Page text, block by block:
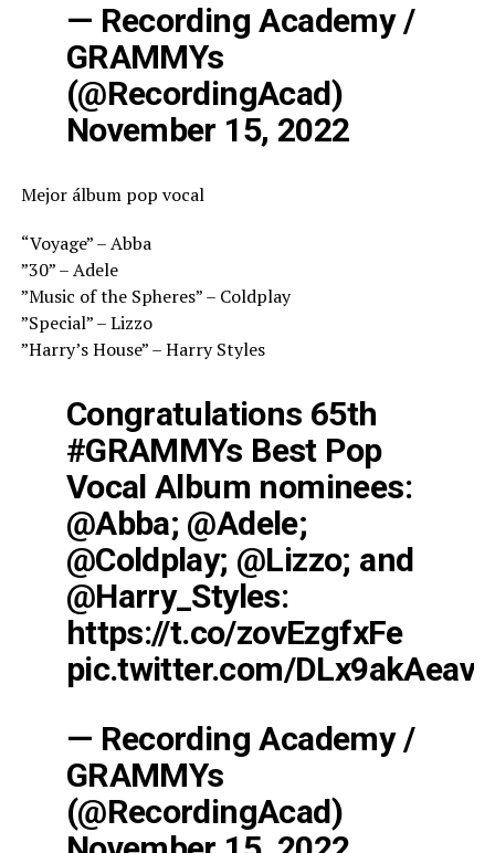
— Recording Academy /
GRAMMYs
(@RecordingAcad)
November 15, 2022
Mejor álbum pop vocal
“Voyage” – Abba
”30” – Adele
”Music of the Spheres” – Coldplay
”Special” – Lizzo
”Harry’s House” – Harry Styles
Congratulations 65th
#GRAMMYs Best Pop
Vocal Album nominees:
@Abba; @Adele;
@Coldplay; @Lizzo; and
@Harry_Styles:
https://t.co/zovEzgfxFe
pic.twitter.com/DLx9akAeav
— Recording Academy /
GRAMMYs
(@RecordingAcad)